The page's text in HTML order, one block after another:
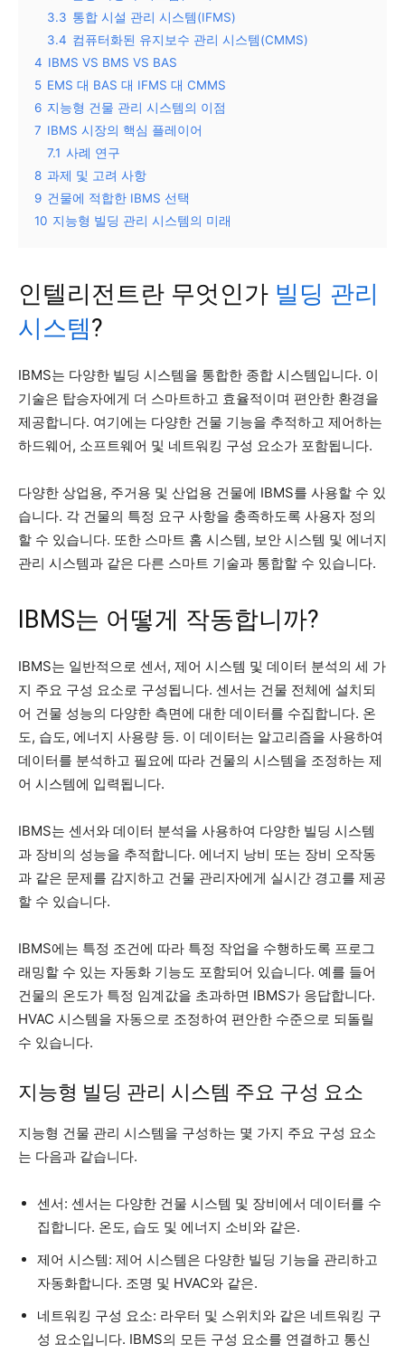
3.3 통합 시설 관리 시스템(IFMS)
3.4 컴퓨터화된 유지보수 관리 시스템(CMMS)
4 IBMS VS BMS VS BAS
5 EMS 대 BAS 대 IFMS 대 CMMS
6 지능형 건물 관리 시스템의 이점
7 IBMS 시장의 핵심 플레이어
7.1 사례 연구
8 과제 및 고려 사항
9 건물에 적합한 IBMS 선택
10 지능형 빌딩 관리 시스템의 미래
인텔리전트란 무엇인가 빌딩 관리
시스템?
IBMS는 다양한 빌딩 시스템을 통합한 종합 시스템입니다. 이
기술은 탑승자에게 더 스마트하고 효율적이며 편안한 환경을
제공합니다. 여기에는 다양한 건물 기능을 추적하고 제어하는
하드웨어, 소프트웨어 및 네트워킹 구성 요소가 포함됩니다.
다양한 상업용, 주거용 및 산업용 건물에 IBMS를 사용할 수 있
습니다. 각 건물의 특정 요구 사항을 충족하도록 사용자 정의
할 수 있습니다. 또한 스마트 홈 시스템, 보안 시스템 및 에너지
관리 시스템과 같은 다른 스마트 기술과 통합할 수 있습니다.
IBMS는 어떻게 작동합니까?
IBMS는 일반적으로 센서, 제어 시스템 및 데이터 분석의 세 가
지 주요 구성 요소로 구성됩니다. 센서는 건물 전체에 설치되
어 건물 성능의 다양한 측면에 대한 데이터를 수집합니다. 온
도, 습도, 에너지 사용량 등. 이 데이터는 알고리즘을 사용하여
데이터를 분석하고 필요에 따라 건물의 시스템을 조정하는 제
어 시스템에 입력됩니다.
IBMS는 센서와 데이터 분석을 사용하여 다양한 빌딩 시스템
과 장비의 성능을 추적합니다. 에너지 낭비 또는 장비 오작동
과 같은 문제를 감지하고 건물 관리자에게 실시간 경고를 제공
할 수 있습니다.
IBMS에는 특정 조건에 따라 특정 작업을 수행하도록 프로그
래밍할 수 있는 자동화 기능도 포함되어 있습니다. 예를 들어
건물의 온도가 특정 임계값을 초과하면 IBMS가 응답합니다.
HVAC 시스템을 자동으로 조정하여 편안한 수준으로 되돌릴
수 있습니다.
지능형 빌딩 관리 시스템 주요 구성 요소
지능형 건물 관리 시스템을 구성하는 몇 가지 주요 구성 요소
는 다음과 같습니다.
센서: 센서는 다양한 건물 시스템 및 장비에서 데이터를 수
집합니다. 온도, 습도 및 에너지 소비와 같은.
제어 시스템: 제어 시스템은 다양한 빌딩 기능을 관리하고
자동화합니다. 조명 및 HVAC와 같은.
네트워킹 구성 요소: 라우터 및 스위치와 같은 네트워킹 구
성 요소입니다. IBMS의 모든 구성 요소를 연결하고 통신